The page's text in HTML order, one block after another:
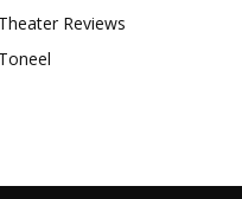
Reviews